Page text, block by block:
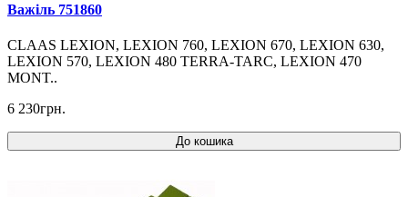
Важіль 751860
CLAAS LEXION, LEXION 760, LEXION 670, LEXION 630,
LEXION 570, LEXION 480 TERRA-TARC, LEXION 470
MONT..
6 230грн.
До кошика